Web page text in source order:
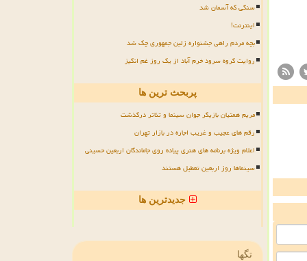
سنگی که آسمان شد
اینترنت!
بچه مردم راهی جشنواره زلین جمهوری چک شد
روایت گروه سرود خرم آباد از یک روز غم انگیز
پربحث ترین ها
مریم همتیان بازیگر جوان سینما و تئاتر درگذشت
رقم های عجیب و غریب اجاره در بازار تهران
اعلام ویژه برنامه های هنری پیاده روی جاماندگان اربعین حسینی
سینماها روز اربعین تعطیل هستند
جدیدترین ها
تگها